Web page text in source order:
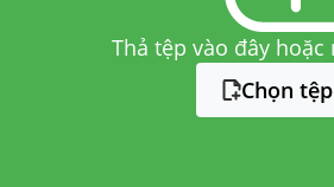
Thả tệp vào đây
Chọn tệp